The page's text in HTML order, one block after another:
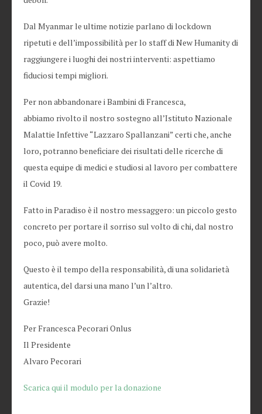
Dal Myanmar le ultime notizie parlano di lockdown
ripetuti e dell’impossibilità per lo staff di New Humanity di
raggiungere i luoghi dei nostri interventi: aspettiamo
fiduciosi tempi migliori.
Per non abbandonare i Bambini di Francesca,
abbiamo rivolto il nostro sostegno all’Istituto Nazionale
Malattie Infettive “Lazzaro Spallanzani” certi che, anche
loro, potranno beneficiare dei risultati delle ricerche di
questa equipe di medici e studiosi al lavoro per combattere
il Covid 19.
Fatto in Paradiso è il nostro messaggero: un piccolo gesto
concreto per portare il sorriso sul volto di chi, dal nostro
poco, può avere molto.
Questo è il tempo della responsabilità, di una solidarietà
autentica, del darsi una mano l’un l’altro.
Grazie!
Per Francesca Pecorari Onlus
Il Presidente
Alvaro Pecorari
Scarica qui il modulo per la donazione